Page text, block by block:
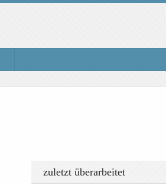
zuletzt überarbeitet